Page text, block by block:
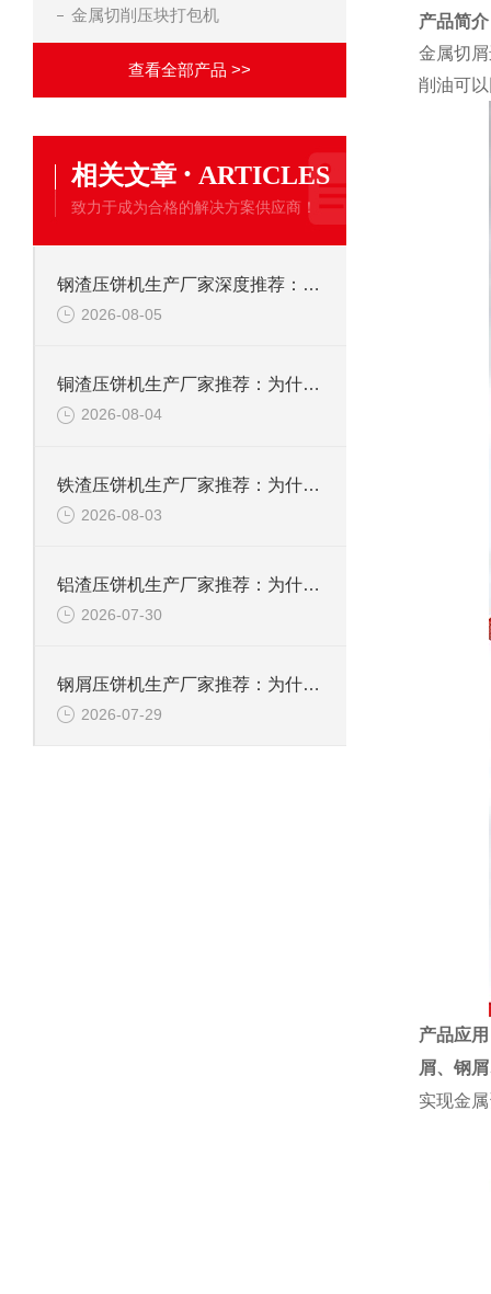
金属切削压块打包机
查看全部产品 >>
相关文章 · ARTICLES
致力于成为合格的解决方案供应商！
钢渣压饼机生产厂家深度推荐：为何恩派特成为高净值产线的优选
2026-08-05
铜渣压饼机生产厂家推荐：为什么恩派特成为众多企业的信赖？
2026-08-04
铁渣压饼机生产厂家推荐：为什么恩派特成为众多企业的优选？
2026-08-03
铝渣压饼机生产厂家推荐：为什么恩派特是值得信赖的选择？
2026-07-30
钢屑压饼机生产厂家推荐：为什么恩派特是您值得信赖的选择？
2026-07-29
产品简
金属切
削油可
产品应
屑、钢
实现金